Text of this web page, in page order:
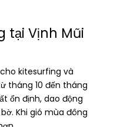
tại Vịnh Mũi
kitesurfing và
tháng 10 đến tháng
ổn định, dao động
Khi gió mùa đông